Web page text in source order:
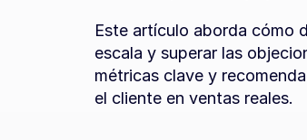
Este artículo aborda cómo
escala y superar las
métricas clave y
el cliente en ventas reales.